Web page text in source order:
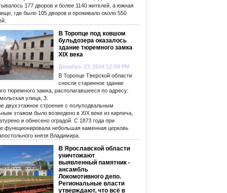
177 дворов и более 1140 жителей, а южная
где было 105 дворов и проживало около 550
В Торопце под ковшом
бульдозера оказалось
здание тюремного замка
XIX века
Декабрь 23, 2024 12:59 PM
В Торопце Тверской области
сносли старинное здание
тюремного замка, располагавшееся по адресу:
улица, 3.
двухэтажное строение с полуподвальным
этажом было возведено в XIX веке из кирпича,
и обнесено оградой. С 1873 года при
функционировала небольшая каменная церковь
князя Владимира.
В Ярославской области
уничтожают
выявленный памятник -
ансамбль
Локомотивного депо.
Региональные власти
утверждают, что всё в